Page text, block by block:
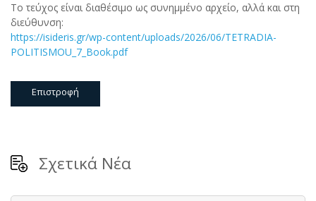
Το τεύχος είναι διαθέσιμο ως συνημμένο αρχείο, αλλά και στη
διεύθυνση:
https://isideris.gr/wp-content/uploads/2026/06/TETRADIA-
POLITISMOU_7_Book.pdf
Επιστροφή
Σχετικά Νέα